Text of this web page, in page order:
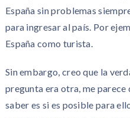
España sin problemas
para ingresar al país. Por
España como turista.
Sin embargo, creo que la
pregunta era otra, me parece
saber es si es posible para